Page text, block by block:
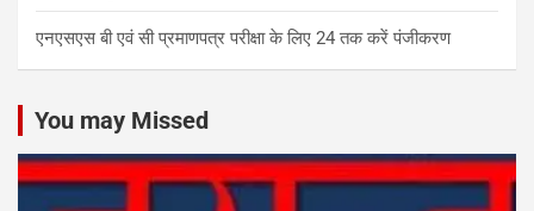
एनएसएस बी एवं सी प्रमाणपत्र परीक्षा के लिए 24 तक करें पंजीकरण
You may Missed